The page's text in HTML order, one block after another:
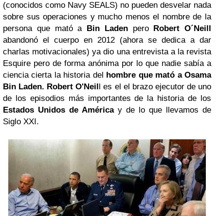
(conocidos como Navy SEALS) no pueden desvelar nada
sobre sus operaciones y mucho menos el nombre de la
persona que mató a Bin Ladenpero Robert O´Neill
abandonó el cuerpo en 2012 (ahora se dedica a dar
charlas motivacionales) ya dio una entrevista a la revista
Esquire pero de forma anónima por lo que nadie sabía a
ciencia cierta la historia del hombre que mató a Osama
Bin Laden. Robert O'Neill es el el brazo ejecutor de uno
de los episodios más importantes de la historia de los
Estados Unidos de Américay de lo que llevamos de
Siglo XXI.